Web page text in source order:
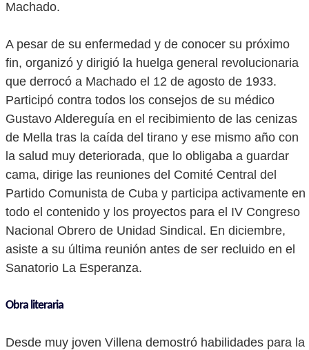
Machado.
A pesar de su enfermedad y de conocer su próximo
fin, organizó y dirigió la huelga general revolucionaria
que derrocó a Machado el 12 de agosto de 1933.
Participó contra todos los consejos de su médico
Gustavo Aldereguía en el recibimiento de las cenizas
de Mella tras la caída del tirano y ese mismo año con
la salud muy deteriorada, que lo obligaba a guardar
cama, dirige las reuniones del Comité Central del
Partido Comunista de Cuba y participa activamente en
todo el contenido y los proyectos para el IV Congreso
Nacional Obrero de Unidad Sindical. En diciembre,
asiste a su última reunión antes de ser recluido en el
Sanatorio La Esperanza.
Obra literaria
Desde muy joven Villena demostró habilidades para la